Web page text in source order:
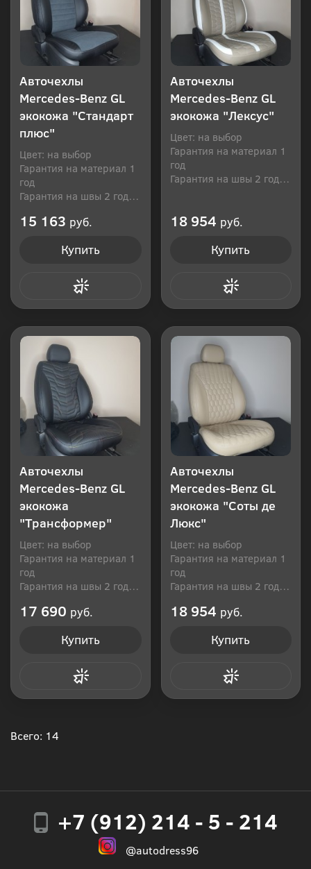
Авточехлы
Mercedes-Benz GL
экокожа "Стандарт
плюс"
Цвет: на выбор
Гарантия на материал 1
год
Гарантия на швы 2 года
15 163 руб.
Купить
Авточехлы
Mercedes-Benz GL
экокожа "Лексус"
Цвет: на выбор
Гарантия на материал 1
год
Гарантия на швы 2 года
18 954 руб.
Купить
Авточехлы
Mercedes-Benz GL
экокожа
"Трансформер"
Цвет: на выбор
Гарантия на материал 1
год
Гарантия на швы 2 года
17 690 руб.
Купить
Авточехлы
Mercedes-Benz GL
экокожа "Соты де
Люкс"
Цвет: на выбор
Гарантия на материал 1
год
Гарантия на швы 2 года
18 954 руб.
Купить
Всего: 14
+7 (912) 214 - 5 - 214
@autodress96